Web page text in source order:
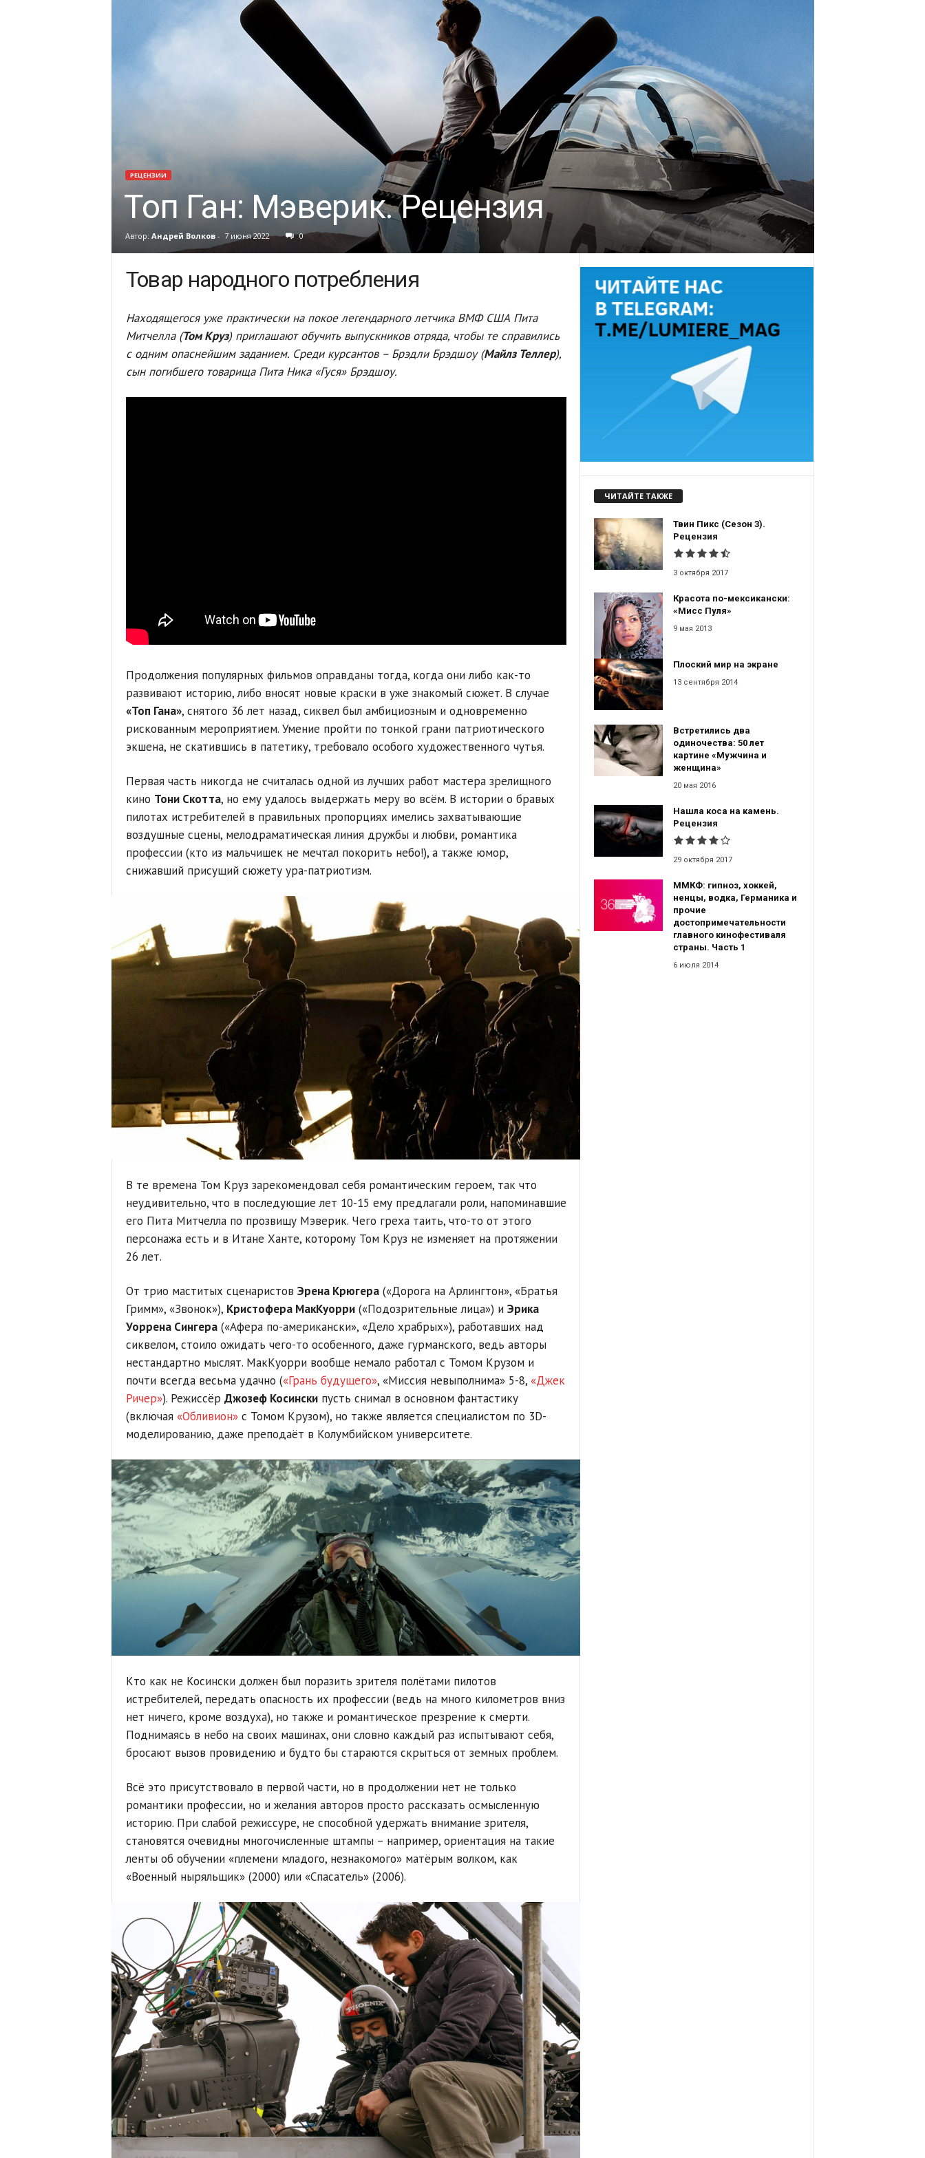
РЕЦЕНЗИИ
Топ Ган: Мэверик. Рецензия
Автор: Андрей Волков- 7 июня 2022 0
Товар народного потребления
Находящегося уже практически на покое легендарного летчика ВМФ США Пита
Митчелла (Том Круз) приглашают обучить выпускников отряда, чтобы те справились
с одним опаснейшим заданием. Среди курсантов – Брэдли Брэдшоу (Майлз Теллер),
сын погибшего товарища Пита Ника «Гуся» Брэдшоу.
Продолжения популярных фильмов оправданы тогда, когда они либо как-то
развивают историю, либо вносят новые краски в уже знакомый сюжет. В случае
«Топ Гана», снятого 36 лет назад, сиквел был амбициозным и одновременно
рискованным мероприятием. Умение пройти по тонкой грани патриотического
экшена, не скатившись в патетику, требовало особого художественного чутья.
Первая часть никогда не считалась одной из лучших работ мастера зрелищного
кино Тони Скотта, но ему удалось выдержать меру во всём. В истории о бравых
пилотах истребителей в правильных пропорциях имелись захватывающие
воздушные сцены, мелодраматическая линия дружбы и любви, романтика
профессии (кто из мальчишек не мечтал покорить небо!), а также юмор,
снижавший присущий сюжету ура-патриотизм.
В те времена Том Круз зарекомендовал себя романтическим героем, так что
неудивительно, что в последующие лет 10-15 ему предлагали роли, напоминавшие
его Пита Митчелла по прозвищу Мэверик. Чего греха таить, что-то от этого
персонажа есть и в Итане Ханте, которому Том Круз не изменяет на протяжении
26 лет.
От трио маститых сценаристов Эрена Крюгера(«Дорога на Арлингтон», «Братья
Гримм», «Звонок»), Кристофера МакКуорри(«Подозрительные лица») и Эрика
Уоррена Сингера(«Афера по-американски», «Дело храбрых»), работавших над
сиквелом, стоило ожидать чего-то особенного, даже гурманского, ведь авторы
нестандартно мыслят. МакКуорри вообще немало работал с Томом Крузом и
почти всегда весьма удачно («Грань будущего», «Миссия невыполнима» 5-8, «Джек
Ричер»). Режиссёр Джозеф Косинскипусть снимал в основном фантастику
(включая «Обливион»с Томом Крузом), но также является специалистом по 3D-
моделированию, даже преподаёт в Колумбийском университете.
Кто как не Косински должен был поразить зрителя полётами пилотов
истребителей, передать опасность их профессии (ведь на много километров вниз
нет ничего, кроме воздуха), но также и романтическое презрение к смерти.
Поднимаясь в небо на своих машинах, они словно каждый раз испытывают себя,
бросают вызов провидению и будто бы стараются скрыться от земных проблем.
Всё это присутствовало в первой части, но в продолжении нет не только
романтики профессии, но и желания авторов просто рассказать осмысленную
историю. При слабой режиссуре, не способной удержать внимание зрителя,
становятся очевидны многочисленные штампы – например, ориентация на такие
ленты об обучении «племени младого, незнакомого» матёрым волком, как
«Военный ныряльщик» (2000) или «Спасатель» (2006).
ЧИТАЙТЕ ТАКЖЕ
Твин Пикс (Сезон 3).
Рецензия
3 октября 2017
Красота по-мексикански:
«Мисс Пуля»
9 мая 2013
Плоский мир на экране
13 сентября 2014
Встретились два
одиночества: 50 лет
картине «Мужчина и
женщина»
20 мая 2016
Нашла коса на камень.
Рецензия
29 октября 2017
ММКФ: гипноз, хоккей,
ненцы, водка, Германика и
прочие
достопримечательности
главного кинофестиваля
страны. Часть 1
6 июля 2014